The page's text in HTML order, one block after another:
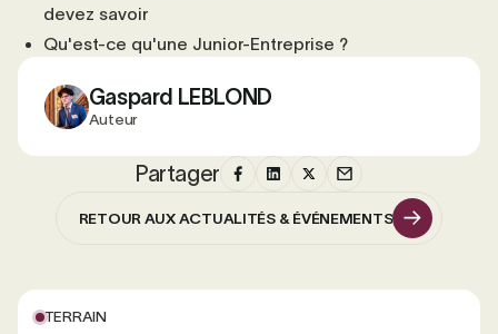
devez savoir
Qu'est-ce qu'une Junior-Entreprise ?
Gaspard LEBLOND
Auteur
Partager
RETOUR AUX ACTUALITÉS & ÉVÉNEMENTS
TERRAIN